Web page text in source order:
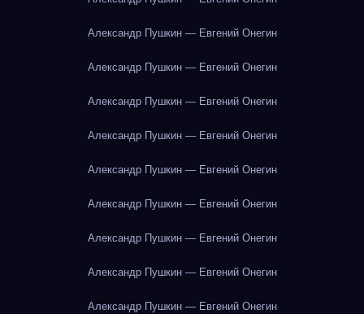
Александр Пушкин — Евгений Онегин
Александр Пушкин — Евгений Онегин
Александр Пушкин — Евгений Онегин
Александр Пушкин — Евгений Онегин
Александр Пушкин — Евгений Онегин
Александр Пушкин — Евгений Онегин
Александр Пушкин — Евгений Онегин
Александр Пушкин — Евгений Онегин
Александр Пушкин — Евгений Онегин